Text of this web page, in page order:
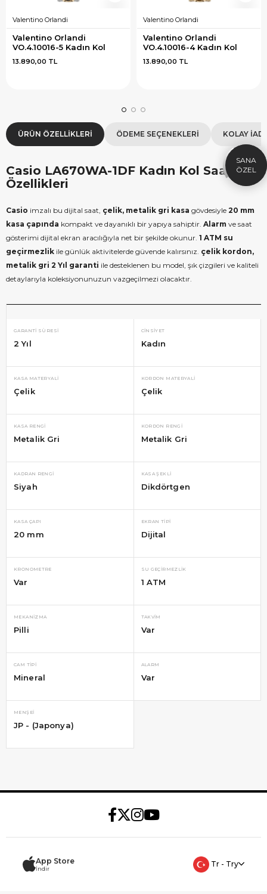
Valentino Orlandi
Valentino Orlandi
VO.4.10016-5 Kadın Kol
13.890,00 TL
Valentino Orlandi
Valentino Orlandi
VO.4.10016-4 Kadın Kol
13.890,00 TL
ÜRÜN ÖZELLIKLERI ÖDEME SEÇENEKLERI KOLAY
Casio LA670WA-1DF Kadın Kol Saati
Özellikleri
Casio imzalı bu dijital saat, çelik, metalik gri kasa gövdesiyle 20 mm
kasa çapında kompakt ve dayanıklı bir yapıya sahiptir. Alarm ve saat
gösterimi dijital ekran aracılığıyla net bir şekilde okunur. 1 ATM su
geçirmezlik ile günlük aktivitelerde güvende kalırsınız. çelik kordon,
metalik gri 2 Yıl garanti ile desteklenen bu model, şık çizgileri ve kaliteli
detaylarıyla koleksiyonunuzun vazgeçilmezi olacaktır.
GARANTI SÜRESI
2 Yıl
CINSIYET
Kadın
KASA MATERYALI
Çelik
KORDON MATERYALI
Çelik
KASA RENGI
Metalik Gri
KORDON RENGI
Metalik Gri
KADRAN RENGI
Siyah
KASA ŞEKLI
Dikdörtgen
KASA ÇAPI
20 mm
EKRAN TIPI
Dijital
KRONOMETRE
Var
SU GEÇIRMEZLIK
1 ATM
MEKANIZMA
Pilli
TAKVIM
Var
CAM TIPI
Mineral
ALARM
Var
MENŞEI
JP - (Japonya)
App Store
İndir
Tr - Try
HEDIYE
ÇEKI
SEPETTE İNDİRİM
1.000 TL Hediye Çeki